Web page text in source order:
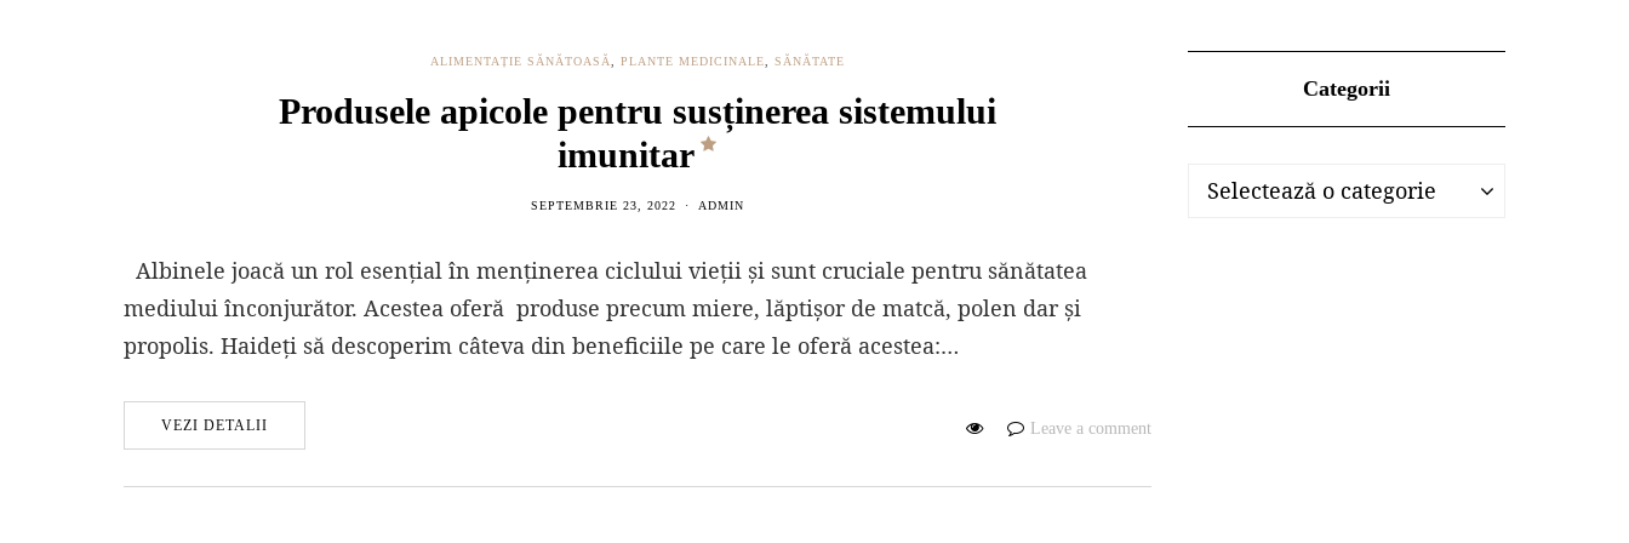
ALIMENTAȚIE SĂNĂTOASĂ PLANTE MEDICINALE SĂNĂTATE
Produsele apicole pentru susținerea sistemului
imunitar
SEPTEMBRIE 23, 2022 ADMIN
Albinele joacă un rol esențial în menținerea ciclului vieții și sunt cruciale pentru sănătatea
mediului înconjurător. Acestea oferă produse precum miere, lăptișor de matcă, polen dar și
propolis. Haideți să descoperim câteva din beneficiile pe care le oferă acestea:…
VEZI DETALII Leave a comment
Categorii
Categorii
Selectează o categorie
Categorii